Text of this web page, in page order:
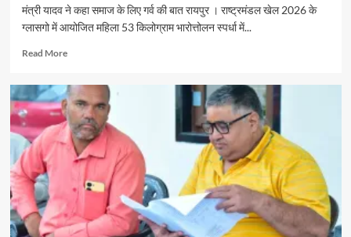
मंत्री यादव ने कहा समाज के लिए गर्व की बात रायपुर । राष्ट्रमंडल खेल 2026 के
ग्लासगो में आयोजित महिला 53 किलोग्राम भारोत्तोलन स्पर्धा में...
Read MoreRead
रजत
पदक
विजेता
ज्ञानेश्वरी
यादव
मंत्री
गजेंद्र
यादव